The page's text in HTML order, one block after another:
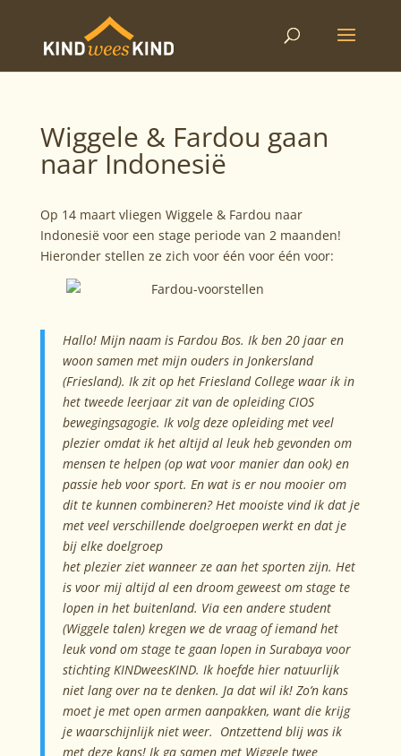
Wiggele & Fardou gaan
naar Indonesië
Op 14 maart vliegen Wiggele & Fardou naar
Indonesië voor een stage periode van 2 maanden!
Hieronder stellen ze zich voor één voor één voor:
Hallo! Mijn naam is Fardou Bos. Ik ben 20 jaar en
woon samen met mijn ouders in Jonkersland
(Friesland). Ik zit op het Friesland College waar ik in
het tweede leerjaar zit van de opleiding CIOS
bewegingsagogie. Ik volg deze opleiding met veel
plezier omdat ik het altijd al leuk heb gevonden om
mensen te helpen (op wat voor manier dan ook) en
passie heb voor sport. En wat is er nou mooier om
dit te kunnen combineren? Het mooiste vind ik dat je
met veel verschillende doelgroepen werkt en dat je
bij elke doelgroep
het plezier ziet wanneer ze aan het sporten zijn. Het
is voor mij altijd al een droom geweest om stage te
lopen in het buitenland. Via een andere student
(Wiggele talen) kregen we de vraag of iemand het
leuk vond om stage te gaan lopen in Surabaya voor
stichting KINDweesKIND. Ik hoefde hier natuurlijk
niet lang over na te denken. Ja dat wil ik! Zo’n kans
moet je met open armen aanpakken, want die krijg
je waarschijnlijk niet weer. Ontzettend blij was ik
met deze kans! Ik ga samen met Wiggele twee